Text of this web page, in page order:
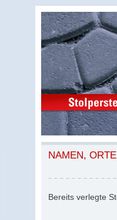
NAMEN,
Bereits verlegte